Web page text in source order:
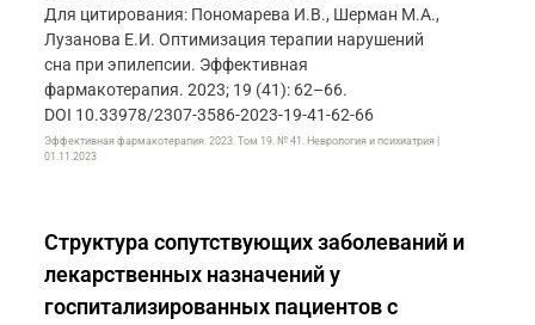
Для цитирования: Пономарева И.В., Шерман М.А.,
Лузанова Е.И. Оптимизация терапии нарушений
сна при эпилепсии. Эффективная
фармакотерапия. 2023; 19 (41): 62–66.
DOI 10.33978/2307-3586-2023-19-41-62-66
Эффективная фармакотерапия. 2023. Том 19. № 41. Неврология и психиатрия |
01.11.2023
Структура сопутствующих заболеваний и
лекарственных назначений у
госпитализированных пациентов с